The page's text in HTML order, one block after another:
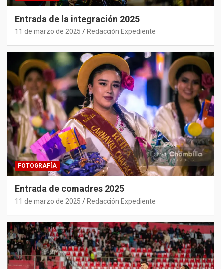
Entrada de la integración 2025
11 de marzo de 2025 Redacción Expediente
FOTOGRAFÍA
Entrada de comadres 2025
11 de marzo de 2025 Redacción Expediente